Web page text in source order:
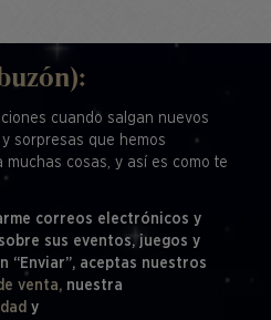
cuando salgan nuevos
sorpresas que hemos
cosas, y así es como te
correos electrónicos y
sus eventos, juegos y
“Enviar”, aceptas nuestros
venta, nuestra
y